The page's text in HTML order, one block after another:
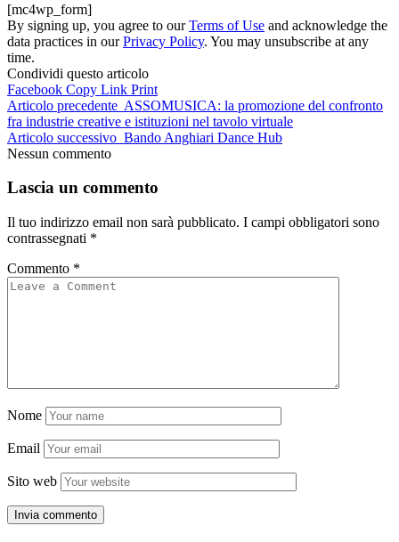
[mc4wp_form]
By signing up, you agree to ourTerms of Use and acknowledge the
data practices in ourPrivacy Policy. You may unsubscribe at any
time.
Condividi questo articolo
Facebook Copy Link Print
Articolo precedente ASSOMUSICA: la promozione del confronto
fra industrie creative e istituzioni nel tavolo virtuale
Articolo successivo Bando Anghiari Dance Hub
Nessun commento
Lascia un commento
Il tuo indirizzo email non sarà pubblicato. I campi obbligatori sono
contrassegnati *
Commento *
Nome
Email
Sito web